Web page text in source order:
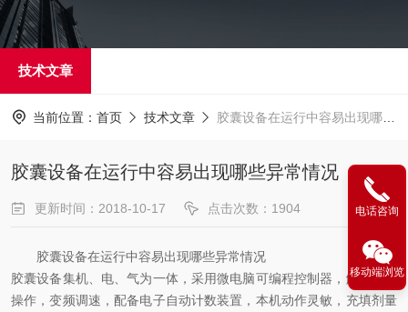
技术文章
当前位置： 首页 技术文章 胶囊设备在运行中容易出现哪些异常情况
胶囊设备在运行中容易出现哪些异常情况
更新时间：2018-10-17 点击次数：1904
胶囊设备在运行中容易出现哪些异常情况
胶囊设备集机、电、气为一体，采用微电脑可编程控制器，触摸面板
操作，变频调速，配备电子自动计数装置，本机动作灵敏，充填剂量
电话咨询
移动端浏览